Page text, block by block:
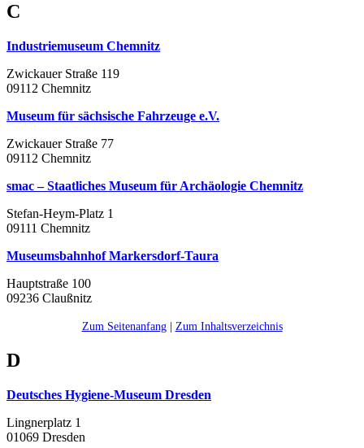
C
Industriemuseum Chemnitz
Zwickauer Straße 119
09112 Chemnitz
Museum für sächsische Fahrzeuge e.V.
Zwickauer Straße 77
09112 Chemnitz
smac – Staatliches Museum für Archäologie Chemnitz
Stefan-Heym-Platz 1
09111 Chemnitz
Museumsbahnhof Markersdorf-Taura
Hauptstraße 100
09236 Claußnitz
Zum Seitenanfang| Zum Inhaltsverzeichnis
D
Deutsches Hygiene-Museum Dresden
Lingnerplatz 1
01069 Dresden